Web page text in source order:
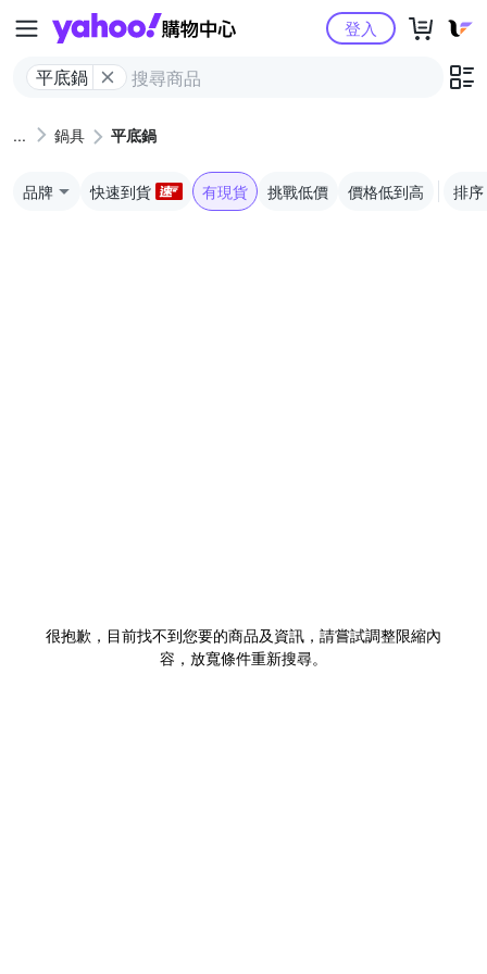
Yahoo購物中心
平底鍋
登入
鍋具 平底鍋
品牌 快速到貨 有現貨 挑戰低價 價格低到高 排序
很抱歉，目前找不到您要的商品及資訊，請嘗試調整限縮內
容，放寬條件重新搜尋。